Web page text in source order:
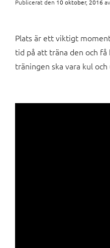
Publicerat den 10 oktober, 2016 av
Plats är ett viktigt
tid på att träna den och
träningen ska vara kul